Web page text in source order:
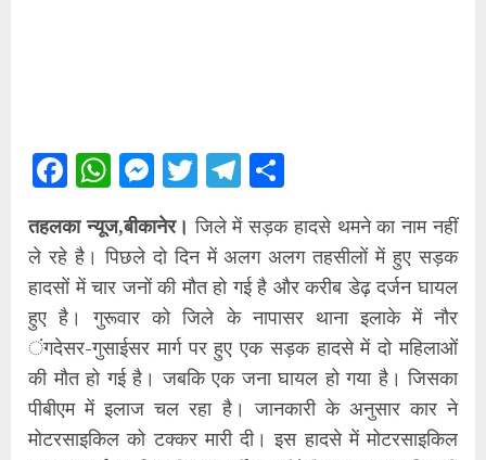
Facebook
WhatsApp
Messenger
TwitterTelegram
तहलका न्यूज,बीकानेर। जिले में सड़क हादसे थमने का नाम नहीं
ले रहे है। पिछले दो दिन में अलग अलग तहसीलों में हुए सड़क
हादसों में चार जनों की मौत हो गई है और करीब डेढ़ दर्जन घायल
हुए है। गुरूवार को जिले के नापासर थाना इलाके में नौर
ंगदेसर-गुसाईसर मार्ग पर हुए एक सड़क हादसे में दो महिलाओं
की मौत हो गई है। जबकि एक जना घायल हो गया है। जिसका
पीबीएम में इलाज चल रहा है। जानकारी के अनुसार कार ने
मोटरसाइकिल को टक्कर मारी दी। इस हादसे में मोटरसाइकिल